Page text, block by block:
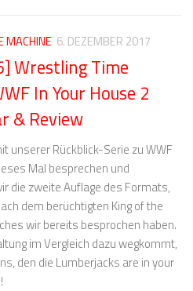
MACHINE 6. DEZEMBER 2017
Wrestling Time
In Your House 2
& Review
unserer Rückblick-Serie zu WWF
Mal besprechen und
die zweite Auflage des Formats,
dem berüchtigten King of the
wir bereits besprochen haben.
im Vergleich dazu wegkommt,
den die Lumberjacks are in your